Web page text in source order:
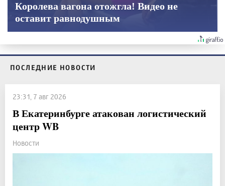
Королева вагона отожгла! Видео не
оставит равнодушным
ПОСЛЕДНИЕ НОВОСТИ
23:31, 7 авг 2026
В Екатеринбурге атакован логистический
центр WB
Новости